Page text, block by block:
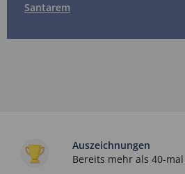
Santarem
Auszeichnungen
Bereits mehr als 40-